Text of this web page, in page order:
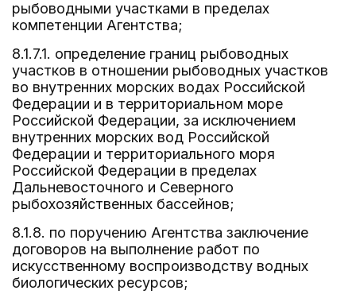
рыбоводными участками в пределах
компетенции Агентства;
8.1.7.1. определение границ рыбоводных
участков в отношении рыбоводных участков
во внутренних морских водах Российской
Федерации и в территориальном море
Российской Федерации, за исключением
внутренних морских вод Российской
Федерации и территориального моря
Российской Федерации в пределах
Дальневосточного и Северного
рыбохозяйственных бассейнов;
8.1.8. по поручению Агентства заключение
договоров на выполнение работ по
искусственному воспроизводству водных
биологических ресурсов;